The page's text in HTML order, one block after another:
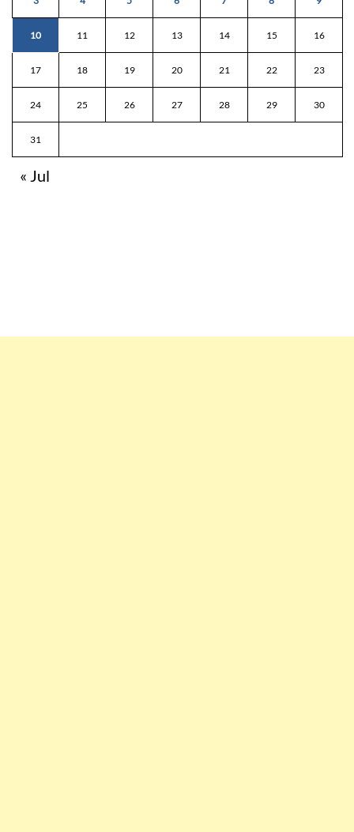
10 11 12 13 14 15 16
17 18 19 20 21 22 23
24 25 26 27 28 29 30
31
« Jul